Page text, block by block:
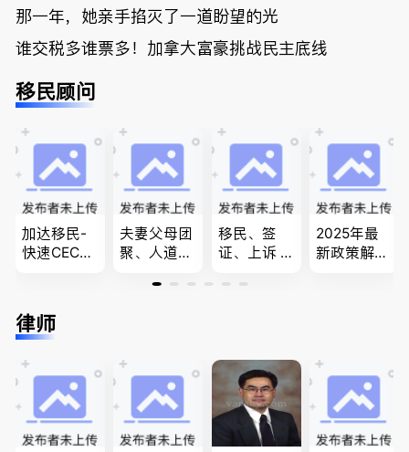
那一年，她亲手掐灭了一道盼望的光
谁交税多谁票多！加拿大富豪挑战民主底线
移民顾问
加达移民-
快速CEC&P
民上诉、家
庭团聚，特
商业移民，
名校申请
夫妻父母团
聚、人道移
和工签 移
移民签证
、翻译和海
牙认证
移民、签
证、上诉 --
责、全程跟
2025年最
新政策解
团聚，投资
移民以及各
类省提名和
技术移民
律师